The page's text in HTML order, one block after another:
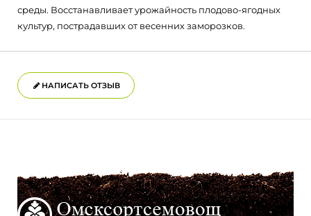
среды. Восстанавливает урожайность плодово-ягодных
культур, пострадавших от весенних заморозков.
НАПИСАТЬ ОТЗЫВ